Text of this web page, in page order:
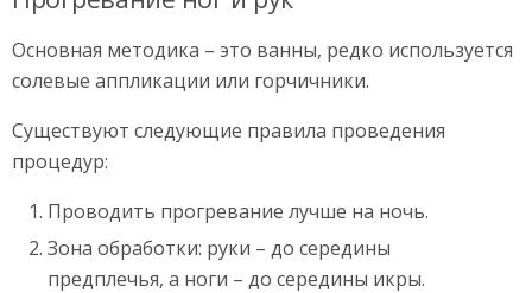
Основная методика – это ванны, редко используется
солевые аппликации или горчичники.
Существуют следующие правила проведения
процедур:
Проводить прогревание лучше на ночь.
Зона обработки: руки – до середины
предплечья, а ноги – до середины икры.